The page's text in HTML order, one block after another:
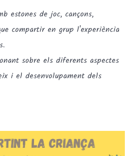
estones de joc, cançons,
compartir en grup l'experiència
sobre els diferents aspectes
i el desenvolupament dels